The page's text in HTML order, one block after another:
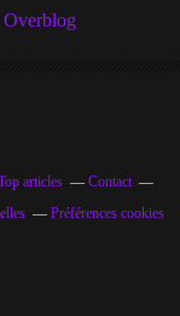
Overblog
articles
Contact
Préférences cookies